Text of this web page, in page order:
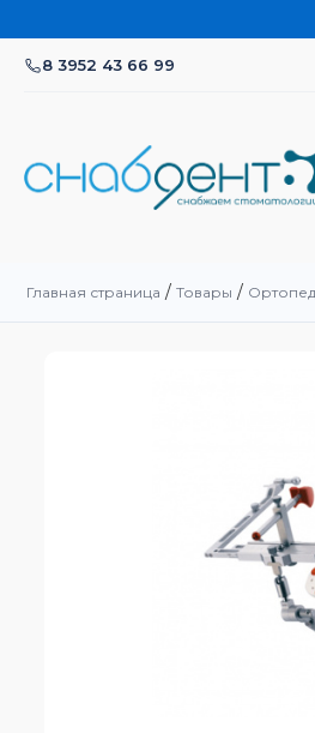
8 3952 43 66 99
Главная страница / Товары /